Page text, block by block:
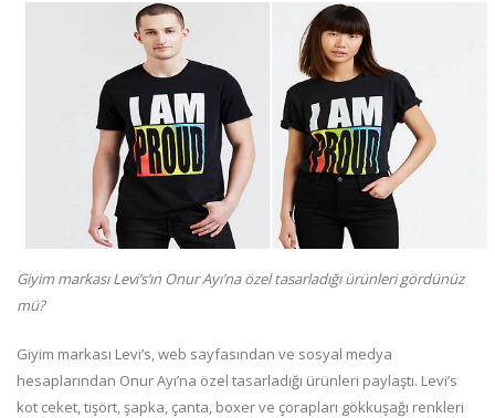
Giyim markası Levi’s’ın Onur Ayı’na özel tasarladığı ürünleri gördünüz
mü?
Giyim markası Levi’s, web sayfasından ve sosyal medya
hesaplarından Onur Ayı’na özel tasarladığı ürünleri paylaştı. Levi’s
kot ceket, tişört, şapka, çanta, boxer ve çorapları gökkuşağı renkleri